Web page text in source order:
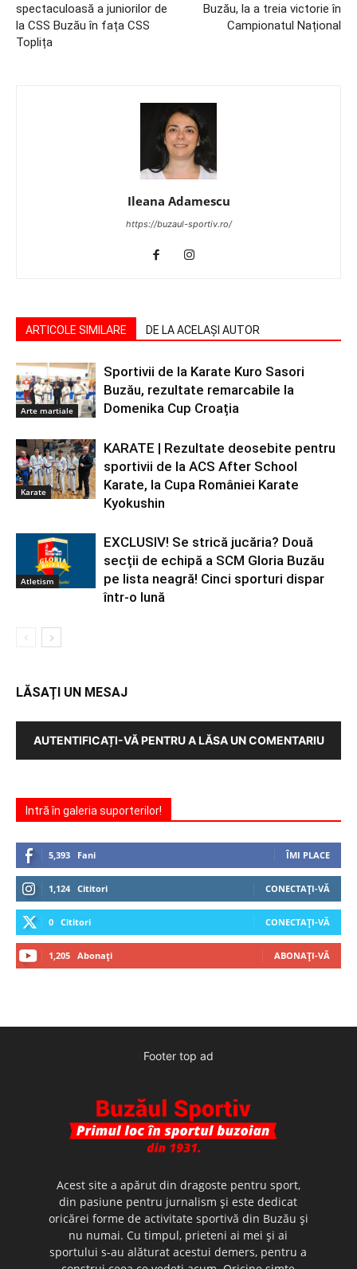
spectaculoasă a juniorilor de
la CSS Buzău în fața CSS
Toplița
Buzău, la a treia victorie în
Campionatul Național
Ileana Adamescu
https://buzaul-sportiv.ro/
ARTICOLE SIMILARE DE LA ACELAȘI AUTOR
Arte martiale
Sportivii de la Karate Kuro Sasori
Buzău, rezultate remarcabile la
Domenika Cup Croația
Karate
KARATE | Rezultate deosebite pentru
sportivii de la ACS After School
Karate, la Cupa României Karate
Kyokushin
Atletism
EXCLUSIV! Se strică jucăria? Două
secții de echipă a SCM Gloria Buzău
pe lista neagră! Cinci sporturi dispar
într-o lună
LĂSAȚI UN MESAJ
AUTENTIFICAȚI-VĂ PENTRU A LĂSA UN COMENTARIU
Intră în galeria suporterilor!
5,393 Fani ÎMI PLACE
1,124 Cititori CONECTAȚI-VĂ
0 Cititori CONECTAȚI-VĂ
1,205 Abonați ABONAȚI-VĂ
Footer top ad
Acest site a apărut din dragoste pentru sport,
din pasiune pentru jurnalism şi este dedicat
oricărei forme de activitate sportivă din Buzău şi
nu numai. Cu timpul, prieteni ai mei şi ai
sportului s-au alăturat acestui demers, pentru a